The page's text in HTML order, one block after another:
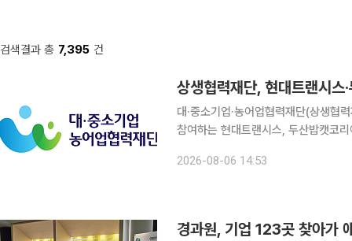
검색결과 총 7,395 건
상생협력재단, 현대트랜시스
대·중소기업·농어업협력재단(상생협
참여하는 현대트랜시스, 두산밥캣코
출업종 공급망 ESG 지원 시범사업’
2026-08-06 14:53
경과원, 기업 123곳 찾아가